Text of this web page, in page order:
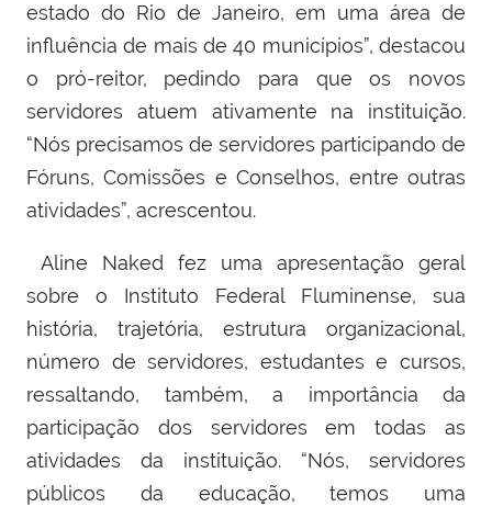
estado do Rio de Janeiro, em uma área de
influência de mais de 40 municípios”, destacou
o pró-reitor, pedindo para que os novos
servidores atuem ativamente na instituição.
“Nós precisamos de servidores participando de
Fóruns, Comissões e Conselhos, entre outras
atividades”, acrescentou.
Aline Naked fez uma apresentação geral
sobre o Instituto Federal Fluminense, sua
história, trajetória, estrutura organizacional,
número de servidores, estudantes e cursos,
ressaltando, também, a importância da
participação dos servidores em todas as
atividades da instituição. “Nós, servidores
públicos da educação, temos uma